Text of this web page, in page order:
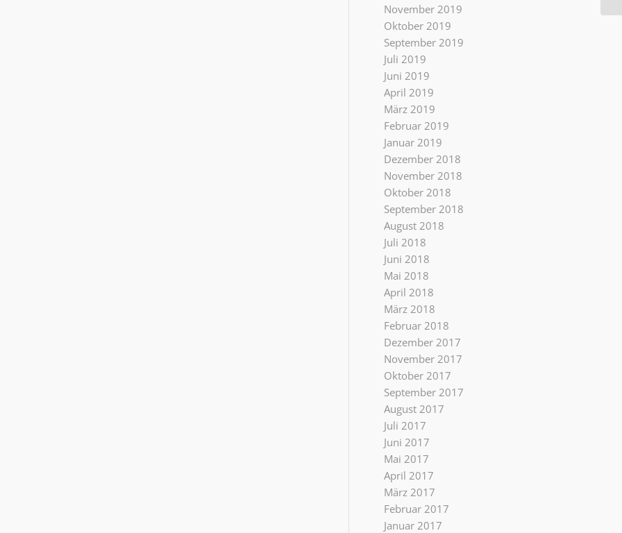
November 2019
Oktober 2019
September 2019
Juli 2019
Juni 2019
April 2019
März 2019
Februar 2019
Januar 2019
Dezember 2018
November 2018
Oktober 2018
September 2018
August 2018
Juli 2018
Juni 2018
Mai 2018
April 2018
März 2018
Februar 2018
Dezember 2017
November 2017
Oktober 2017
September 2017
August 2017
Juli 2017
Juni 2017
Mai 2017
April 2017
März 2017
Februar 2017
Januar 2017